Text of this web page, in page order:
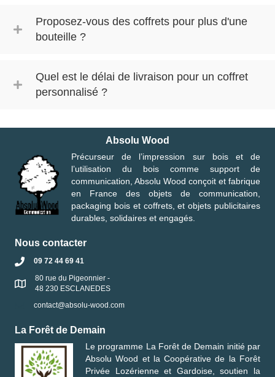
Proposez-vous des coffrets pour plus d'une
bouteille ?
Quel est le délai de livraison pour un coffret
personnalisé ?
Absolu Wood
Précurseur de l’impression sur bois et de
l’utilisation du bois comme support de
communication, Absolu Wood conçoit et fabrique
en France des objets de communication,
packaging bois et coffrets, et objets publicitaires
durables, solidaires et engagés.
Nous contacter
09 72 44 69 41
80 rue du Pigeonnier -
48 230 ESCLANEDES
contact@absolu-wood.com
La Forêt de Demain
Le programme La Forêt de Demain initié par
Absolu Wood et laCoopérative de la Forêt
Privée Lozérienne et Gardoise, soutien la